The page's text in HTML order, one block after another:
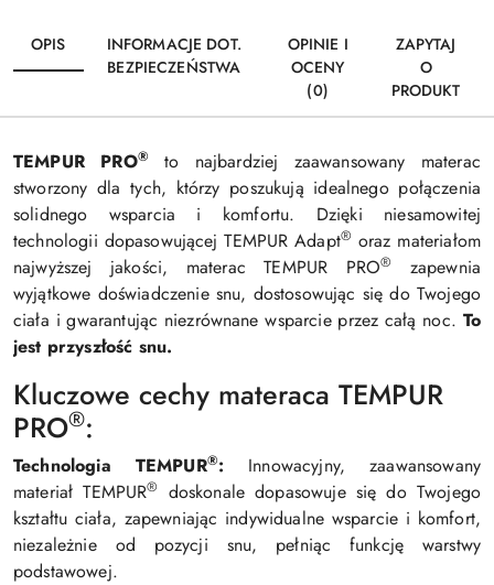
OPIS
INFORMACJE DOT.
BEZPIECZEŃSTWA
OPINIE I
OCENY
(0)
ZAPYTAJ
O
PRODUKT
TEMPUR PRO®
to najbardziej zaawansowany materac
stworzony dla tych, którzy poszukują idealnego połączenia
solidnego wsparcia i komfortu. Dzięki niesamowitej
technologii dopasowującej TEMPUR Adapt® oraz materiałom
najwyższej jakości, materac TEMPUR PRO®
zapewnia
wyjątkowe doświadczenie snu, dostosowując się do Twojego
ciała i gwarantując niezrównane wsparcie przez całą noc. To
jest przyszłość snu.
Kluczowe cechy materaca TEMPUR
PRO®:
Technologia TEMPUR®:
Innowacyjny, zaawansowany
materiał TEMPUR®
doskonale dopasowuje się do Twojego
kształtu ciała, zapewniając indywidualne wsparcie i komfort,
niezależnie od pozycji snu, pełniąc funkcję warstwy
podstawowej.